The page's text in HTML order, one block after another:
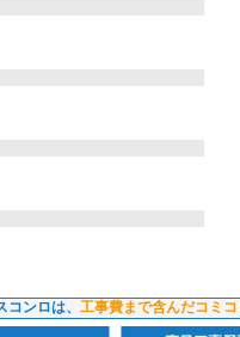
ンロは、 工事費まで含んだコミコ